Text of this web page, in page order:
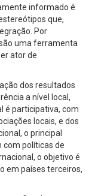
informado é
que,
Por
uma ferramenta
ator de
dos resultados
a nível local,
é participativa, com
locais, e dos
o principal
com políticas de
o objetivo é
em países terceiros,